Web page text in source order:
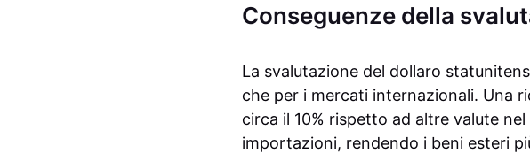
Conseguenze della
La svalutazione del dollaro
che per i mercati internazionali. Una
circa il 10% rispetto ad altre valute
importazioni, rendendo i beni esteri